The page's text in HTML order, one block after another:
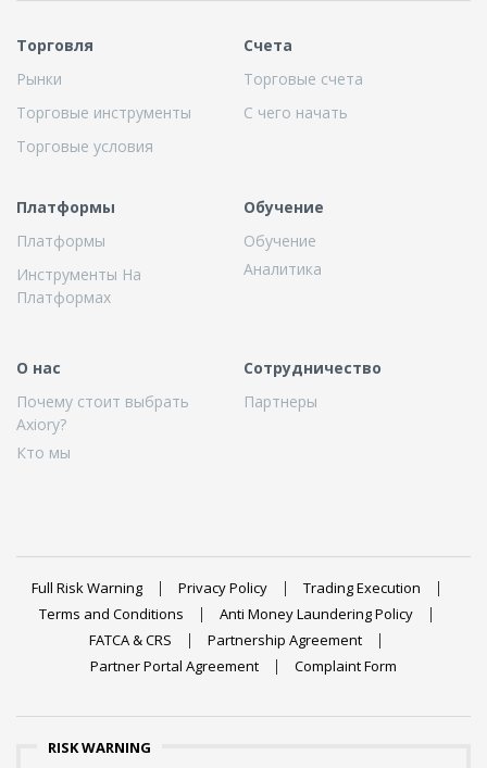
Торговля
Рынки
Торговые инструменты
Торговые условия
Cчета
Торговые счета
С чего начать
Платформы
Платформы
Инструменты На
Платформах
Обучение
Обучение
Аналитика
О нас
Почему стоит выбрать
Axiory?
Кто мы
Сотрудничество
Партнеры
Full Risk Warning Privacy Policy
Trading Execution
Terms and Conditions
Anti Money Laundering Policy
FATCA & CRS
Partnership Agreement
Partner Portal Agreement
Complaint Form
RISK WARNING